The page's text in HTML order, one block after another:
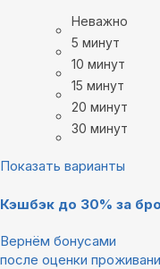
Неважно
5 минут
10 минут
15 минут
20 минут
30 минут
Показать варианты
Кэшбэк до 30% за
Вернём бонусами
после оценки